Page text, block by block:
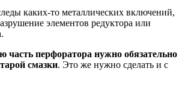
каких-то металлических включений,
элементов редуктора или
часть перфоратора нужно обязательно
смазки. Это же нужно сделать и с